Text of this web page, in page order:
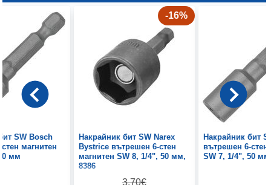
SW Bosch
магнитен
мм
-16%
Накрайник бит SW Narex
Bystrice вътрешен 6-стен
магнитен SW 8, 1/4", 50 мм,
8386
3.70€
Накрайник бит
вътрешен 6-стен
SW 7, 1/4", 50 мм